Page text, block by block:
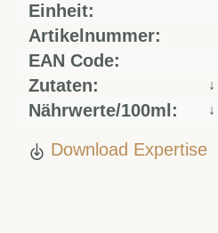
Einheit:
Artikelnummer:
EAN Code:
Zutaten:
↓
Nährwerte/100ml: ↓
Download Expertise